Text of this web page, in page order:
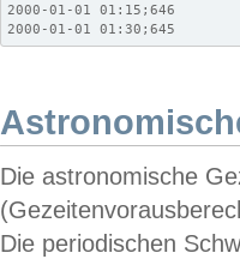
2000-01-01 01:15;646
2000-01-01 01:30;645
Die astronomische
Die periodischen